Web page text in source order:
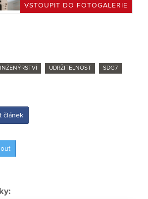
VSTOUPIT DO FOTOGALERIE
UDRŽITELNOST SDG7
článek